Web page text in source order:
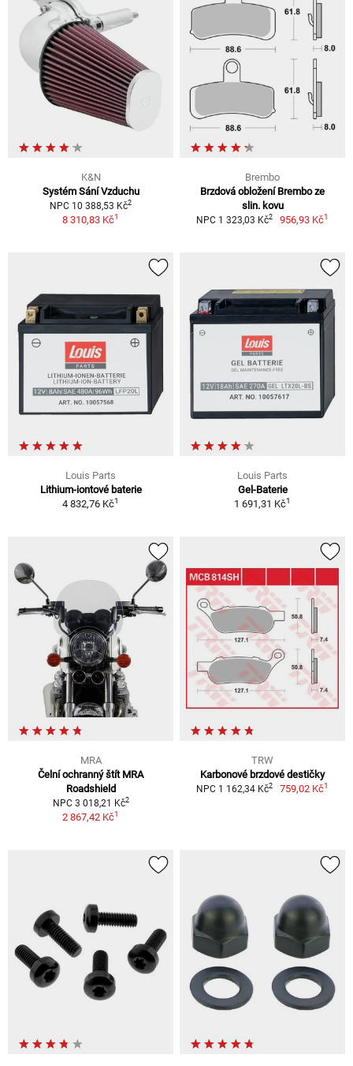
K&N
Systém Sání Vzduchu
NPC 10 388,53 Kč2
8 310,83 Kč1
Brembo
Brzdová obložení Brembo ze
slin. kovu
NPC 1 323,03 Kč2 956,93 Kč1
Louis Parts
Lithium-iontové baterie
4 832,76 Kč1
Louis Parts
Gel-Baterie
1 691,31 Kč1
MRA
Čelní ochranný štít MRA
Roadshield
NPC 3 018,21 Kč2
2 867,42 Kč1
TRW
Karbonové brzdové destičky
NPC 1 162,34 Kč2 759,02 Kč1